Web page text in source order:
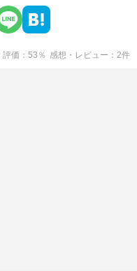
評価 53 ％ 感想・レビュー 2件